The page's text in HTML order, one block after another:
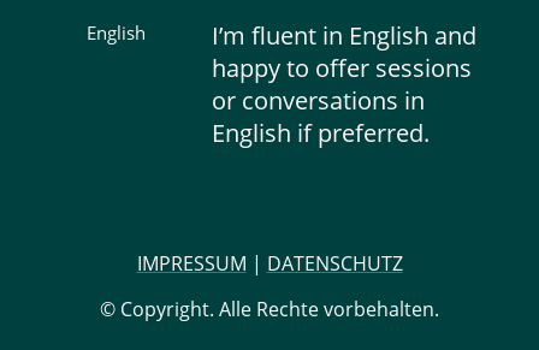
English
I’m fluent in English and
happy to offer sessions
or conversations in
English if preferred.
IMPRESSUM | DATENSCHUTZ
© Copyright. Alle Rechte vorbehalten.